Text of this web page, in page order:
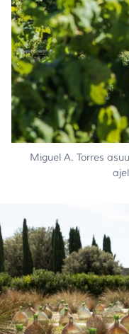
Miguel A. Torres